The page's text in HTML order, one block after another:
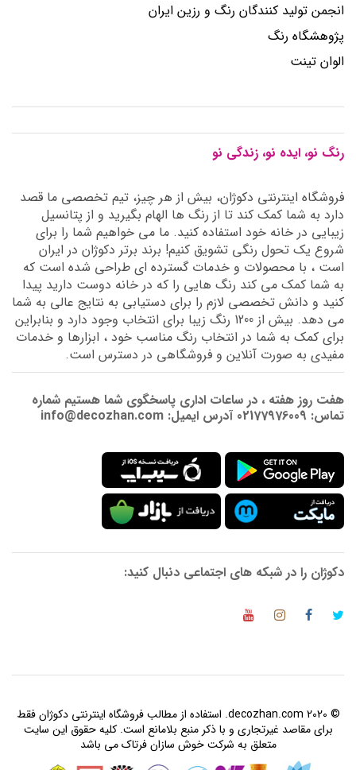
انجمن توليد كنندگان رنگ و رزين ايران
پژوهشگاه رنگ
الوان تینت
رنگ نو، ایده نو، زندگی نو
فروشگاه اینترنتی دکوژان، بیش از هر چیز، تیم تخصصی ما قصد
دارد به شما کمک کند تا از رنگ ها الهام بگیرید و از پتانسیل
زیبایی در خانه خود استفاده کنید. ما می خواهیم شما را برای
شروع یک تحول رنگی تشویق کنیم! برند برتر دکوژان در ایران
است ، با محصولات و خدمات گسترده ای طراحی شده است که
به شما کمک می کند رنگ هایی را که در خانه دوست دارید پیدا
کنید و دانش تخصصی لازم را برای دستیابی به نتایج عالی به شما
می دهد. بیش از 1200 رنگ زیبا برای انتخاب وجود دارد و بنابراین
برای کمک به شما در انتخاب رنگ مناسب خود ، ابزارها و خدمات
مفیدی به صورت آنلاین و فروشگاهی در دسترس است.
هفت روز هفته ، در ساعات اداری پاسخگوی شما هستیم شماره
تماس: 02177976009 آدرس ایمیل: info@decozhan.com
دکوژان را در شبکه های اجتماعی دنبال کنید:
© 2020 decozhan.com. استفاده از مطالب فروشگاه اینترنتی دکوژان فقط
برای مقاصد غیرتجاری و با ذکر منبع بلامانع است. کلیه حقوق این سایت
متعلق به شرکت خوش سازان فرتاک می باشد